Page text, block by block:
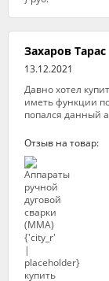
Захаров Тарас
13.12.2021
Давно хотел
иметь функции
попался данный
Отзыв на товар: